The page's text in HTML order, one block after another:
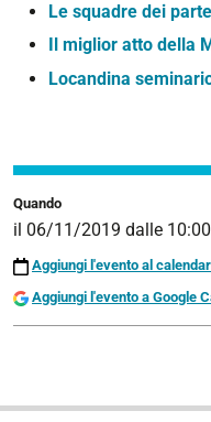
Quando
il 06/11/2019 dalle 10:00
Aggiungi l'evento al
Aggiungi l'evento a Google
Le squadre dei
Il miglior atto della
Locandina